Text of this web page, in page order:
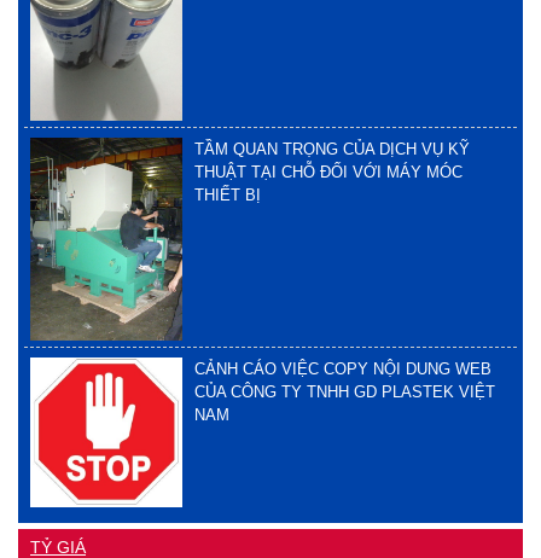
TẦM QUAN TRỌNG CỦA DỊCH VỤ KỸ
THUẬT TẠI CHỖ ĐỐI VỚI MÁY MÓC
THIẾT BỊ
CẢNH CÁO VIỆC COPY NỘI DUNG WEB
CỦA CÔNG TY TNHH GD PLASTEK VIỆT
NAM
TỶ GIÁ